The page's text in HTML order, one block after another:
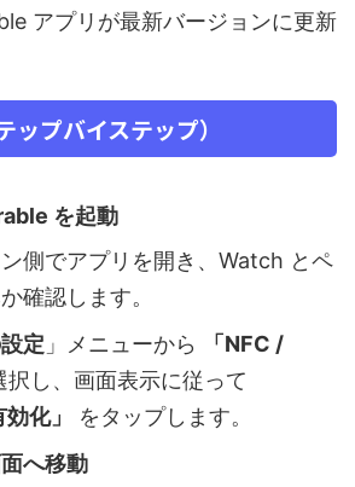
アプリが最新バージョンに更新
ップバイステップ）
を起動
側でアプリを開き、Watch とペ
確認します。
定 」メニューから
「NFC /
択し、画面表示に従って
化」
をタップします。
へ移動